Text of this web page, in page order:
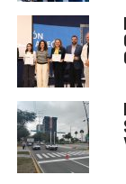
La presidenta
importancia de
“Este tipo de
compromiso
Queremos que